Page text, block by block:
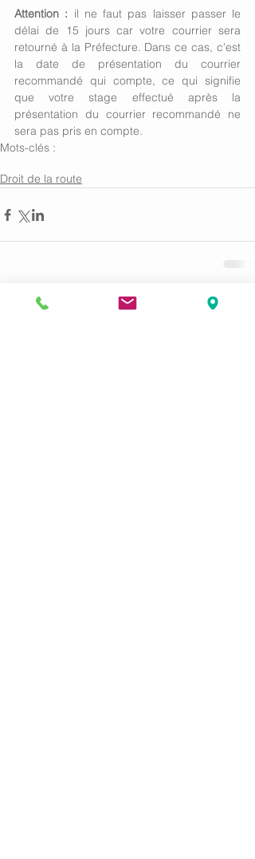
Attention : il ne faut pas laisser passer le
délai de 15 jours car votre courrier sera
retourné à la Préfecture. Dans ce cas, c'est
la date de présentation du courrier
recommandé qui compte, ce qui signifie
que votre stage effectué après la
présentation du courrier recommandé ne
sera pas pris en compte.
Mots-clés :
Droit de la route